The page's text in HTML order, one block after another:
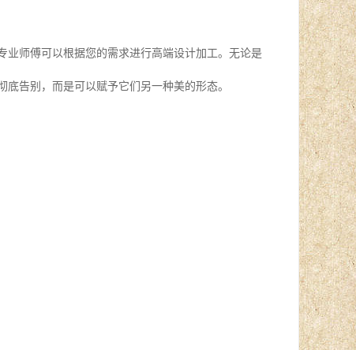
师傅可以根据您的需求进行高端设计加工。无论是
告别，而是可以赋予它们另一种美的形态。